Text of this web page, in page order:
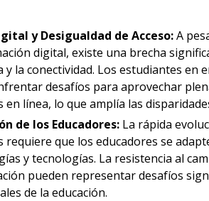
y Desigualdad de Acceso:A
digital, existe una brecha
y la conectividad. Los estudiantes en
desafíos para aprovechar
en línea, lo que amplía las
de los Educadores: La rápida
requiere que los educadores se
y tecnologías. La resistencia al
pueden representar desafíos
de la educación.